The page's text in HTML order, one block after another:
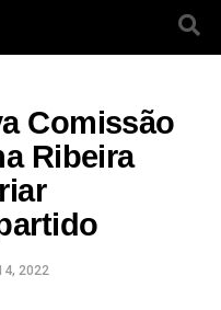
Comissão
Ribeira
2022